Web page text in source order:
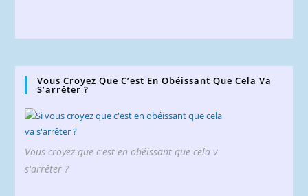
Vous Croyez Que C’est En Obéissant Que Cela Va
S’arrêter ?
Vous croyez que c'est en obéissant que cela v
s'arrêter ?